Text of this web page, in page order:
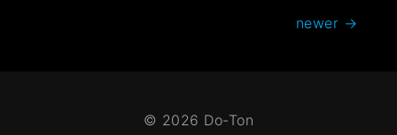
newer →
© 2026 Do-Ton